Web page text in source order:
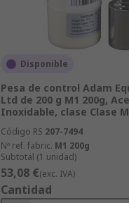
Disponible
Pesa de control Adam
Ltd de 200 g M1 200g,
Inoxidable, clase Clase
Código RS 207-7494
Nº ref. fabric. M1 200g
Subtotal (1 unidad)
53,08 €(exc. IVA)
Cantidad